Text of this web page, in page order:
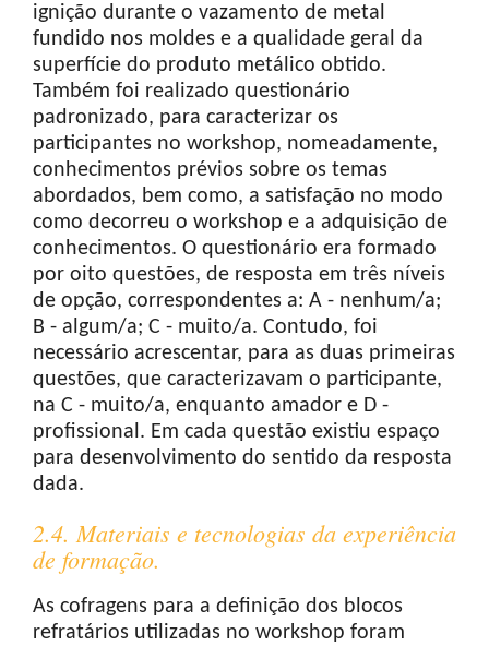
ignição durante o vazamento de metal
fundido nos moldes e a qualidade geral da
superfície do produto metálico obtido.
Também foi realizado questionário
padronizado, para caracterizar os
participantes no workshop, nomeadamente,
conhecimentos prévios sobre os temas
abordados, bem como, a satisfação no modo
como decorreu o workshop e a adquisição de
conhecimentos. O questionário era formado
por oito questões, de resposta em três níveis
de opção, correspondentes a: A - nenhum/a;
B - algum/a; C - muito/a. Contudo, foi
necessário acrescentar, para as duas primeiras
questões, que caracterizavam o participante,
na C - muito/a, enquanto amador e D -
profissional. Em cada questão existiu espaço
para desenvolvimento do sentido da resposta
dada.
2.4. Materiais e tecnologias da experiência
de formação.
As cofragens para a definição dos blocos
refratários utilizadas no workshop foram